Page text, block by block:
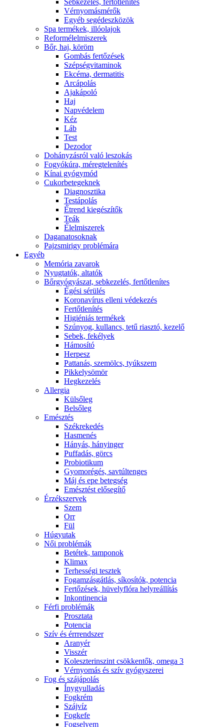
Sebkezelés, fertőtlenítés
Vérnyomásmérők
Egyéb segédeszközök
Spa termékek, illóolajok
Reformélelmiszerek
Bőr, haj, köröm
Gombás fertőzések
Szépségvitaminok
Ekcéma, dermatitis
Arcápolás
Ajakápoló
Haj
Napvédelem
Kéz
Láb
Test
Dezodor
Dohányzásról való leszokás
Fogyókúra, méregtelenítés
Kínai gyógymód
Cukorbetegeknek
Diagnosztika
Testápolás
É́trend kiegészítők
Teák
É́lelmiszerek
Daganatosoknak
Pajzsmirigy problémára
Egyéb
Memória zavarok
Nyugtatók, altatók
Bőrgyógyászat, sebkezelés, fertőtlenítes
É́gési sérülés
Koronavírus elleni védekezés
Fertőtlenítés
Higiéniás termékek
Szúnyog, kullancs, tetű riasztó, kezelő
Sebek, fekélyek
Hámosító
Herpesz
Pattanás, szemölcs, tyúkszem
Pikkelysömör
Hegkezelés
Allergia
Külsőleg
Belsőleg
Emésztés
Székrekedés
Hasmenés
Hányás, hányinger
Puffadás, görcs
Probiotikum
Gyomorégés, savtúltenges
Máj és epe betegség
Emésztést elősegítő
Érzékszervek
Szem
Orr
Fül
Húgyutak
Női problémák
Betétek, tamponok
Klimax
Terhességi tesztek
Fogamzásgátlás, síkosítók, potencia
Fertőzések, hüvelyflóra helyreállítás
Inkontinencia
Férfi problémák
Prosztata
Potencia
Szív és érrrendszer
Aranyér
Visszér
Koleszterinszint csökkentők, omega 3
Vérnyomás és szív gyógyszerei
Fog és szájápolás
Í́nygyulladás
Fogkrém
Szájvíz
Fogkefe
Fogselyem